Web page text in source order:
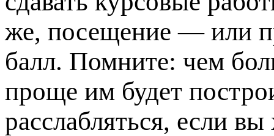
же, посещение — или
балл. Помните: чем
проще им будет
расслабляться, если